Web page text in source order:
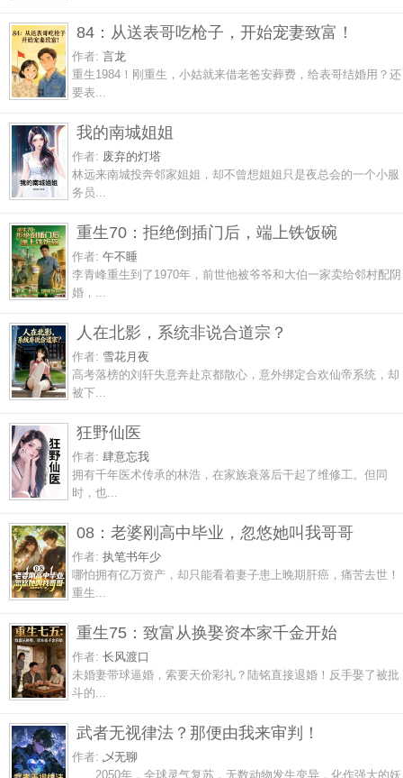
84：从送表哥吃枪子，开始宠妻致富！
作者: 言龙
重生1984！刚重生，小姑就来借老爸安葬费，给表哥结婚用？还
要表...
我的南城姐姐
作者: 废弃的灯塔
林远来南城投奔邻家姐姐，却不曾想姐姐只是夜总会的一个小服
务员...
重生70：拒绝倒插门后，端上铁饭碗
作者: 午不睡
李青峰重生到了1970年，前世他被爷爷和大伯一家卖给邻村配阴
婚，...
人在北影，系统非说合道宗？
作者: 雪花月夜
高考落榜的刘轩失意奔赴京都散心，意外绑定合欢仙帝系统，却
被下...
狂野仙医
作者: 肆意忘我
拥有千年医术传承的林浩，在家族衰落后干起了维修工。但同
时，也...
08：老婆刚高中毕业，忽悠她叫我哥哥
作者: 执笔书年少
哪怕拥有亿万资产，却只能看着妻子患上晚期肝癌，痛苦去世！
重生...
重生75：致富从换娶资本家千金开始
作者: 长风渡口
未婚妻带球逼婚，索要天价彩礼？陆铭直接退婚！反手娶了被批
斗的...
武者无视律法？那便由我来审判！
作者: 乄无聊
2050年，全球灵气复苏，无数动物发生变异，化作强大的妖